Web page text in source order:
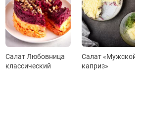
Салат Любовница
классический
Салат «Мужской
каприз»